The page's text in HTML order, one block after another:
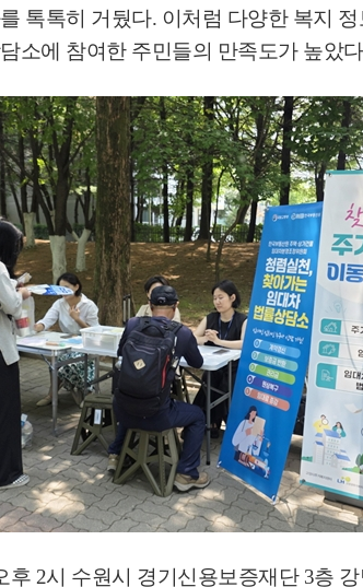
톡톡히 거뒀다. 이처럼 다양한 복지
소에 참여한 주민들의 만족도가 높았다
후 2시 수원시 경기신용보증재단 3층